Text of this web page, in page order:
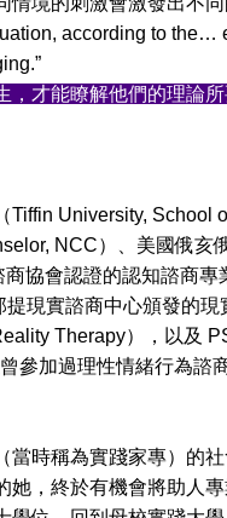
according to
，才能瞭解他們的理論
University, School
NCC）、美國俄亥
協會認證的認知諮商
現實諮商中心頒發的
Therapy），以及
參加過理性情緒行為諮
稱為實踐家專）的社
，終於有機會將助人